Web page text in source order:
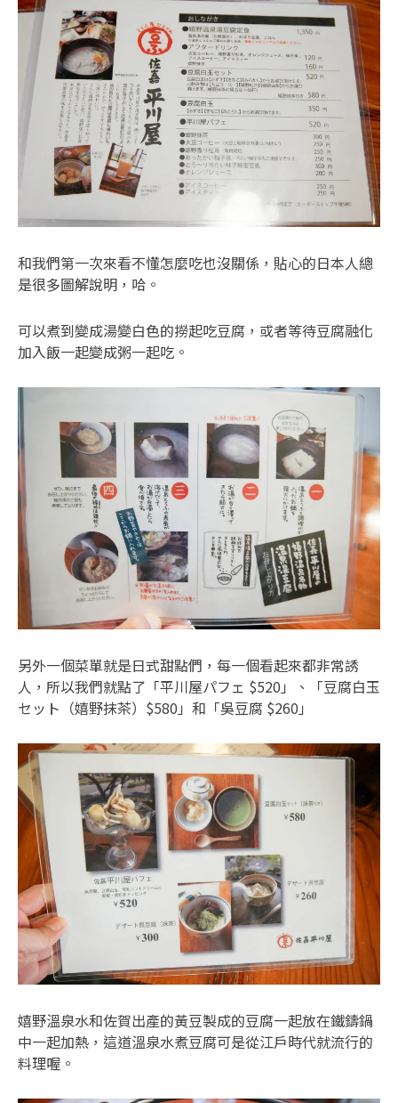
和我們第一次來看不懂怎麼吃也沒關係，貼心的日本人總
是很多圖解說明，哈。
可以煮到變成湯變白色的撈起吃豆腐，或者等待豆腐融化
加入飯一起變成粥一起吃。
另外一個菜單就是日式甜點們，每一個看起來都非常誘
人，所以我們就點了「平川屋パフェ $520」、「豆腐白玉
セット（嬉野抹茶）$580」和「吳豆腐 $260」
嬉野溫泉水和佐賀出產的黃豆製成的豆腐一起放在鐵鑄鍋
中一起加熱，這道溫泉水煮豆腐可是從江戶時代就流行的
料理喔。